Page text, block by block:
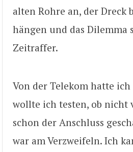
alten Rohre an, der Dreck
hängen und das Dilemma
Zeitraffer.
Von der Telekom hatte
wollte ich testen, ob nicht
schon der Anschluss
war am Verzweifeln. Ich